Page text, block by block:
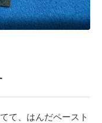
て、はんだペースト